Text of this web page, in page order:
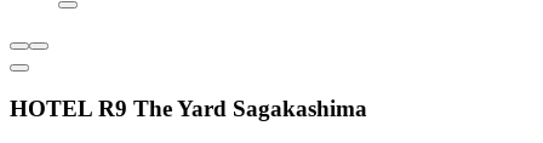
HOTEL R9 The Yard Sagakashima